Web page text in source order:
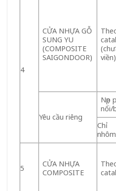
4
CỬA NHỰA GỖ
SUNG YU
(COMPOSITE
SAIGONDOOR)
viền)
Yêu cầu riêng
Nẹp
nổi/
Chỉ
5
CỬA NHỰA
COMPOSITE